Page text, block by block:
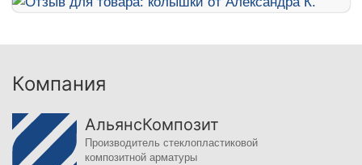
Компания
АльянсКомпозит
Производитель стеклопластиковой
композитной арматуры